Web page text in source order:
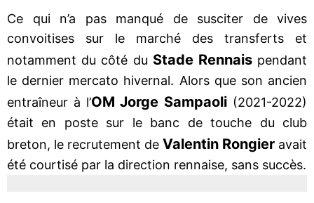
Ce qui n’a pas manqué de susciter de vives
convoitises sur le marché des transferts et
notamment du côté du Stade Rennais pendant
le dernier mercato hivernal. Alors que son ancien
entraîneur à l’OM Jorge Sampaoli (2021-2022)
était en poste sur le banc de touche du club
breton, le recrutement de Valentin Rongier avait
été courtisé par la direction rennaise, sans succès.